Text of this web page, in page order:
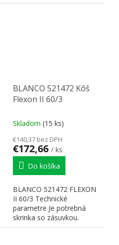
zabudovania 400 mm. -...
BLANCO 521472 Kôš
Flexon II 60/3
Skladom (15 ks)
€140,37 bez DPH
€172,66 / ks
Do košíka
BLANCO 521472 FLEXON
II 60/3 Technické
parametre Je potrebná
skrinka so zásuvkou.